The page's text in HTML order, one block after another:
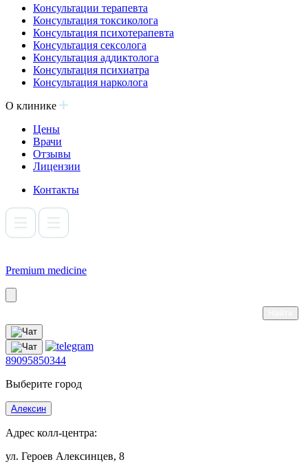
Консультации терапевта
Консультация токсиколога
Консультация психотерапевта
Консультация сексолога
Консультация аддиктолога
Консультация психиатра
Консультация нарколога
О клинике
Цены
Врачи
Отзывы
Лицензии
Контакты
Premium medicine
89095850344
Выберите город
Алексин
Адрес колл-центра:
ул. Героев Алексинцев, 8